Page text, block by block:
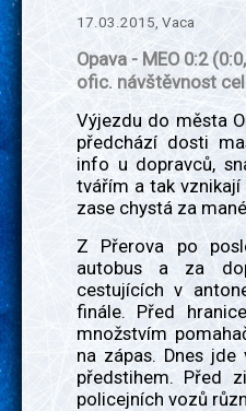
17.03.2015, Vaca
Opava - MEO 0:2
ofic. návštěvnost
Výjezdu do města
předchází dosti
info u dopravců,
tvářím a tak vznikají
zase chystá za
Z Přerova po
autobus a za
cestujících v
finále. Před
množstvím
na zápas. Dnes
předstihem. Před
policejních vozů